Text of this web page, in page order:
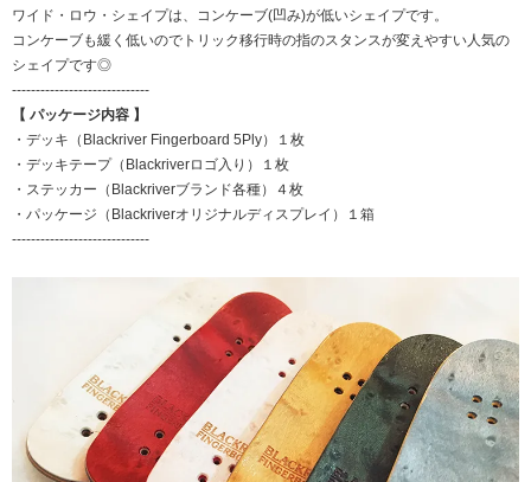
ワイド・ロウ・シェイプは、コンケーブ(凹み)が低いシェイプです。
コンケーブも緩く低いのでトリック移行時の指のスタンスが変えやすい人気の
シェイプです◎
-----------------------------
【 パッケージ内容 】
・デッキ（Blackriver Fingerboard 5Ply）１枚
・デッキテープ（Blackriverロゴ入り）１枚
・ステッカー（Blackriverブランド各種）４枚
・パッケージ（Blackriverオリジナルディスプレイ）１箱
-----------------------------